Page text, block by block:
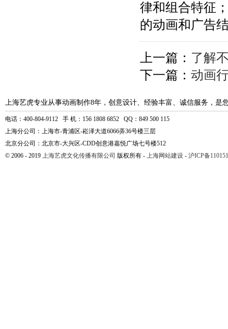
律和组合特征
的动画和广告
上一篇： 了解
下一篇： 动画
上海艺虎专业从事动画制作8年，创意设计、经验丰富、诚信服务，是
电话：400-804-9112 手 机：156 1808 6852 QQ：849 500 115
上海分公司：上海市-青浦区-崧泽大道6066弄36号楼三层
北京分公司：北京市-大兴区-CDD创意港嘉悦广场七号楼512
© 2006 - 2019 上海艺虎文化传播有限公司 版权所有 - 上海网站建设 - 沪ICP备